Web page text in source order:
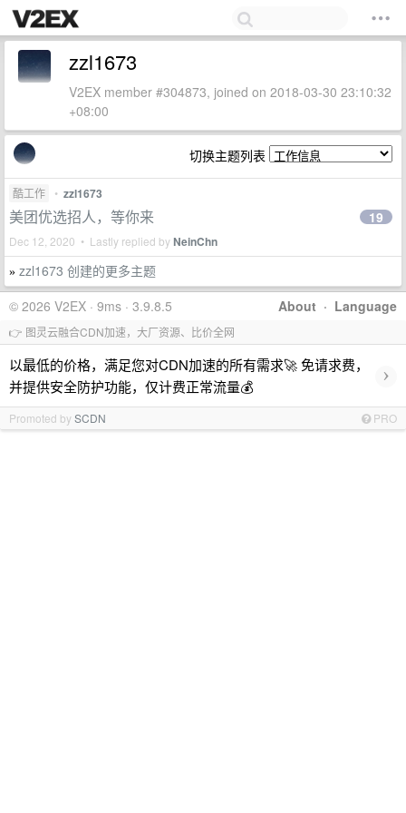
zzl1673
V2EX member #304873, joined on 2018-03-30 23:10:32
+08:00
切换主题列表
酷工作 • zzl1673
美团优选招人，等你来
Dec 12, 2020 • Lastly replied byNeinChn
19
» zzl1673 创建的更多主题
About · Language
© 2026 V2EX · 9ms · 3.9.8.5
👉 图灵云融合CDN加速，大厂资源、比价全网
以最低的价格，满足您对CDN加速的所有需求🚀 免请求费，
并提供安全防护功能，仅计费正常流量💰
›
Promoted bySCDN PRO